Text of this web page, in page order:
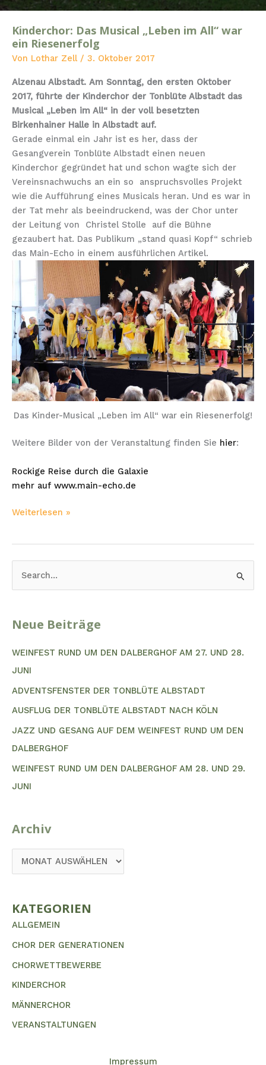
Kinderchor: Das Musical „Leben im All“ war
ein Riesenerfolg
Von Lothar Zell / 3. Oktober 2017
Alzenau Albstadt. Am Sonntag, den ersten Oktober
2017, führte der Kinderchor der Tonblüte Albstadt das
Musical „Leben im All“ in der voll besetzten
Birkenhainer Halle in Albstadt auf.
Gerade einmal ein Jahr ist es her, dass der
Gesangverein Tonblüte Albstadt einen neuen
Kinderchor gegründet hat und schon wagte sich der
Vereinsnachwuchs an ein so anspruchsvolles Projekt
wie die Aufführung eines Musicals heran. Und es war in
der Tat mehr als beeindruckend, was der Chor unter
der Leitung von Christel Stolle auf die Bühne
gezaubert hat. Das Publikum „stand quasi Kopf“ schrieb
das Main-Echo in einem ausführlichen Artikel.
Das Kinder-Musical „Leben im All“ war ein Riesenerfolg!
Weitere Bilder von der Veranstaltung finden Sie hier:
Rockige Reise durch die Galaxie
mehr auf www.main-echo.de
Kinderchor:
Das
Musical
im
All“
war
ein
Riesenerfolg
Weiterlesen »
H
E
N
N
Neue Beiträge
WEINFEST RUND UM DEN DALBERGHOF AM 27. UND 28.
JUNI
ADVENTSFENSTER DER TONBLÜTE ALBSTADT
AUSFLUG DER TONBLÜTE ALBSTADT NACH KÖLN
JAZZ UND GESANG AUF DEM WEINFEST RUND UM DEN
DALBERGHOF
WEINFEST RUND UM DEN DALBERGHOF AM 28. UND 29.
JUNI
Archiv
KATEGORIEN
ALLGEMEIN
CHOR DER GENERATIONEN
CHORWETTBEWERBE
KINDERCHOR
MÄNNERCHOR
VERANSTALTUNGEN
Impressum